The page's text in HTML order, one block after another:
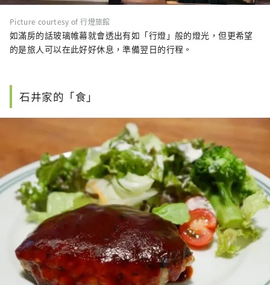
Picture courtesy of 行燈旅館
如滿房的話玻璃帷幕就會透出有如「行燈」般的燈光，但更希望
的是旅人可以在此好好休息，準備翌日的行程。
石井家的「食」